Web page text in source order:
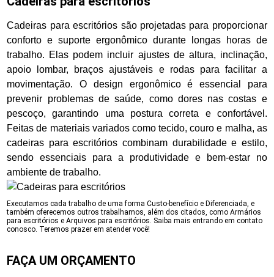
Cadeiras para escritórios são projetadas para proporcionar
conforto e suporte ergonômico durante longas horas de
trabalho. Elas podem incluir ajustes de altura, inclinação,
apoio lombar, braços ajustáveis e rodas para facilitar a
movimentação. O design ergonômico é essencial para
prevenir problemas de saúde, como dores nas costas e
pescoço, garantindo uma postura correta e confortável.
Feitas de materiais variados como tecido, couro e malha, as
cadeiras para escritórios combinam durabilidade e estilo,
sendo essenciais para a produtividade e bem-estar no
ambiente de trabalho.
Executamos cada trabalho de uma forma Custo-benefício e Diferenciada, e
também oferecemos outros trabalhamos, além dos citados, como Armários
para escritórios e Arquivos para escritórios. Saiba mais entrando em contato
conosco. Teremos prazer em atender você!
FAÇA UM ORÇAMENTO